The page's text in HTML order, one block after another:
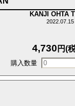
KANJI OHTA
4,730 円(